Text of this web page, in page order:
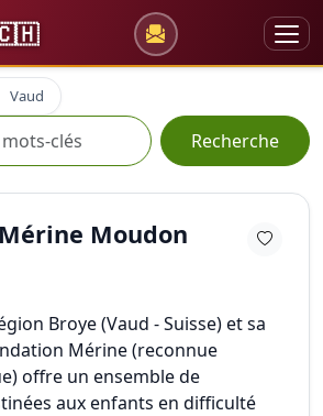
Vaud
Recherche
Moudon
Broye (Vaud - Suisse) et sa
Mérine (reconnue
offre un ensemble de
aux enfants en difficulté